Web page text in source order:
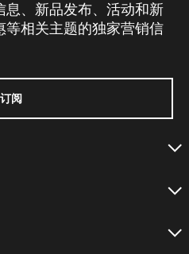
息、新品发布、活动和新
等相关主题的独家营销信
订阅